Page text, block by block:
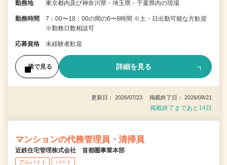
勤務地 東京都内及び神奈川県・埼玉県・千葉県内の現場
勤務時間
7：00〜18：00の間の6〜8時間 ※土・日出勤可能な方歓迎
※勤務日数相談可
応募資格 未経験者歓迎
後で見る 詳細を見る
更新日： 2026/07/23 掲載終了日： 2026/08/21
掲載終了まであと14日
マンションの代務管理員・清掃員
近鉄住宅管理株式会社 首都圏事業本部
アルバイト パート